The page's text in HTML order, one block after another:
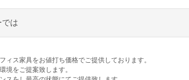
では
ス家具をお値打ち価格でご提供しております。
境をご提案致します。